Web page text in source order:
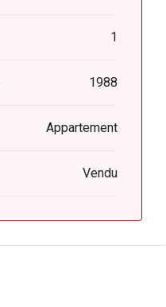
1
1988
Appartement
Vendu